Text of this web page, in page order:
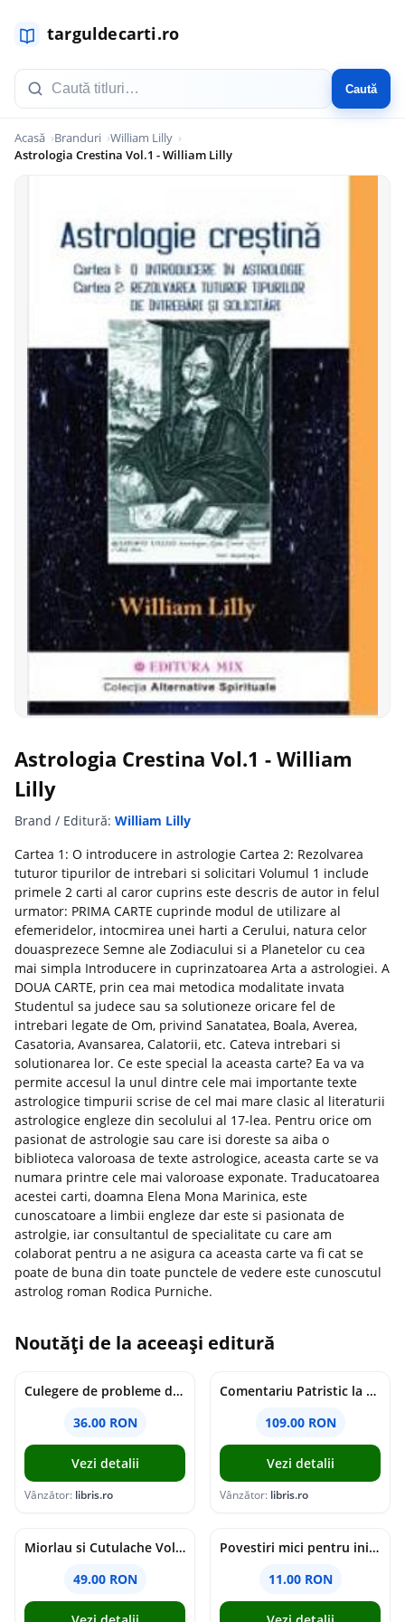
Caută
Acasă Branduri William Lilly
Astrologia Crestina Vol.1 - William Lilly
Astrologia Crestina Vol.1 - William
Lilly
Brand / Editură: William Lilly
Cartea 1: O introducere in astrologie Cartea 2: Rezolvarea
tuturor tipurilor de intrebari si solicitari Volumul 1 include
primele 2 carti al caror cuprins este descris de autor in felul
urmator: PRIMA CARTE cuprinde modul de utilizare al
efemeridelor, intocmirea unei harti a Cerului, natura celor
douasprezece Semne ale Zodiacului si a Planetelor cu cea
mai simpla Introducere in cuprinzatoarea Arta a astrologiei. A
DOUA CARTE, prin cea mai metodica modalitate invata
Studentul sa judece sau sa solutioneze oricare fel de
intrebari legate de Om, privind Sanatatea, Boala, Averea,
Casatoria, Avansarea, Calatorii, etc. Cateva intrebari si
solutionarea lor. Ce este special la aceasta carte? Ea va va
permite accesul la unul dintre cele mai importante texte
astrologice timpurii scrise de cel mai mare clasic al literaturii
astrologice engleze din secolului al 17-lea. Pentru orice om
pasionat de astrologie sau care isi doreste sa aiba o
biblioteca valoroasa de texte astrologice, aceasta carte se va
numara printre cele mai valoroase exponate. Traducatoarea
acestei carti, doamna Elena Mona Marinica, este
cunoscatoare a limbii engleze dar este si pasionata de
astrolgie, iar consultantul de specialitate cu care am
colaborat pentru a ne asigura ca aceasta carte va fi cat se
poate de buna din toate punctele de vedere este cunoscutul
astrolog roman Rodica Purniche.
Noutăți de la aceeași editură
Culegere de probleme de matematica - Clasa 8 - Ioana Monalisa Manea, Cristina Neagoe
36.00 RON
Vezi detalii
Vânzător: libris.ro
Comentariu Patristic la Scriptura. Vechiul Testament II. Geneza, 12-50 - George Claudiu Tutu, Mark Sheridan, Alexander Baumgarten, Thomas C. Oden
109.00 RON
Vezi detalii
Vânzător: libris.ro
Miorlau si Cutulache Vol.1: Cu bicicleta pana la Luna - Timo Parvela
49.00 RON
Povestiri mici pentru inimi mari - Adrian Chiaga, Cristina Chiaga
11.00 RON